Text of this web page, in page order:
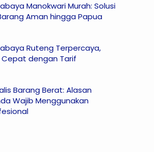
Manokwari Murah: Solusi
Aman hingga Papua
Ruteng Terpercaya,
Cepat dengan Tarif
Barang Berat: Alasan
Wajib Menggunakan